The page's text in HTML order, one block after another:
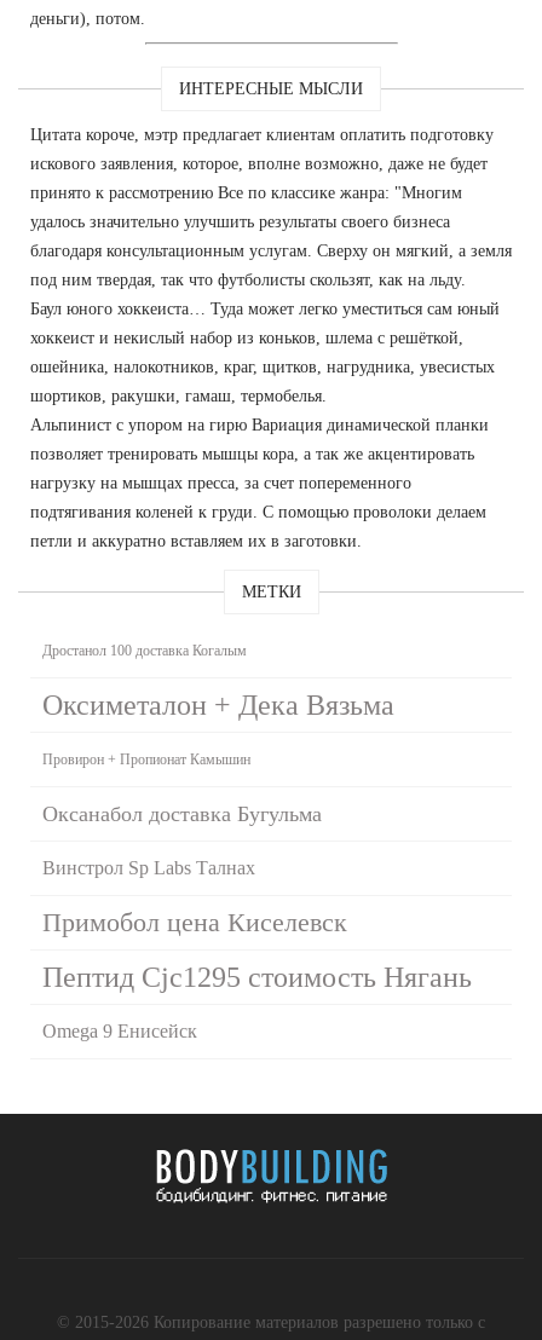
деньги), потом.
ИНТЕРЕСНЫЕ МЫСЛИ
Цитата короче, мэтр предлагает клиентам оплатить подготовку
искового заявления, которое, вполне возможно, даже не будет
принято к рассмотрению Все по классике жанра: "Многим
удалось значительно улучшить результаты своего бизнеса
благодаря консультационным услугам. Сверху он мягкий, а земля
под ним твердая, так что футболисты скользят, как на льду.
Баул юного хоккеиста… Туда может легко уместиться сам юный
хоккеист и некислый набор из коньков, шлема с решёткой,
ошейника, налокотников, краг, щитков, нагрудника, увесистых
шортиков, ракушки, гамаш, термобелья.
Альпинист с упором на гирю Вариация динамической планки
позволяет тренировать мышцы кора, а так же акцентировать
нагрузку на мышцах пресса, за счет попеременного
подтягивания коленей к груди. С помощью проволоки делаем
петли и аккуратно вставляем их в заготовки.
МЕТКИ
Дростанол 100 доставка Когалым
Оксиметалон + Дека Вязьма
Провирон + Пропионат Камышин
Оксанабол доставка Бугульма
Винстрол Sp Labs Талнах
Примобол цена Киселевск
Пептид Cjc1295 стоимость Нягань
Omega 9 Енисейск
© 2015-2026 Копирование материалов разрешено только с